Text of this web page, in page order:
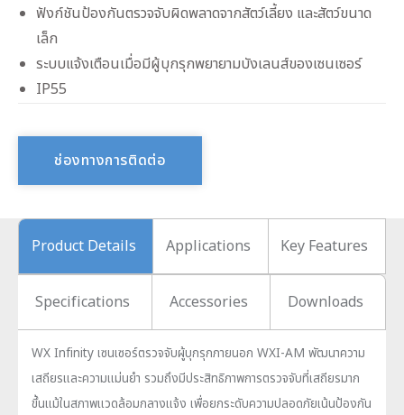
ฟังก์ชันป้องกันตรวจจับผิดพลาดจากสัตว์เลี้ยง และสัตว์ขนาด
เล็ก
ระบบแจ้งเตือนเมื่อมีผู้บุกรุกพยายามบังเลนส์ของเซนเซอร์
IP55
ช่องทางการติดต่อ
Product Details Applications Key Features
Specifications Accessories Downloads
WX Infinity เซนเซอร์ตรวจจับผู้บุกรุกภายนอก WXI-AM พัฒนาความ
เสถียรและความแม่นยำ รวมถึงมีประสิทธิภาพการตรวจจับที่เสถียรมาก
ขึ้นแม้ในสภาพแวดล้อมกลางแจ้ง เพื่อยกระดับความปลอดภัยเน้นป้องกัน